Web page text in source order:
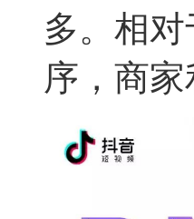
多。相
序，商